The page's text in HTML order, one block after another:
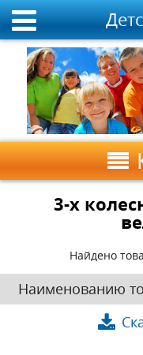
3-х
Найдено